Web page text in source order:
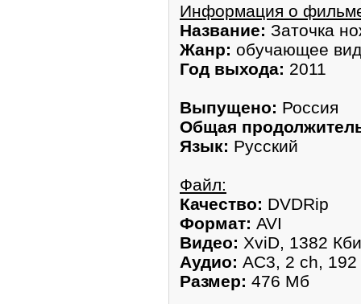
Информация о
Название: Заточка
Жанр: обучающее
Год выхода: 2011
Выпущено: Россия
Общая
Язык: Русский
Файл:
Качество: DVDRip
Формат: AVI
Видео: XviD, 1382
Аудио: AC3, 2 ch, 192
Размер: 476 Мб